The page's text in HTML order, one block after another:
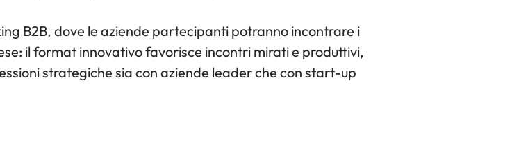
B2B, dove le aziende partecipanti potranno incontrare i
il format innovativo favorisce incontri mirati e produttivi,
strategiche sia con aziende leader che con start-up